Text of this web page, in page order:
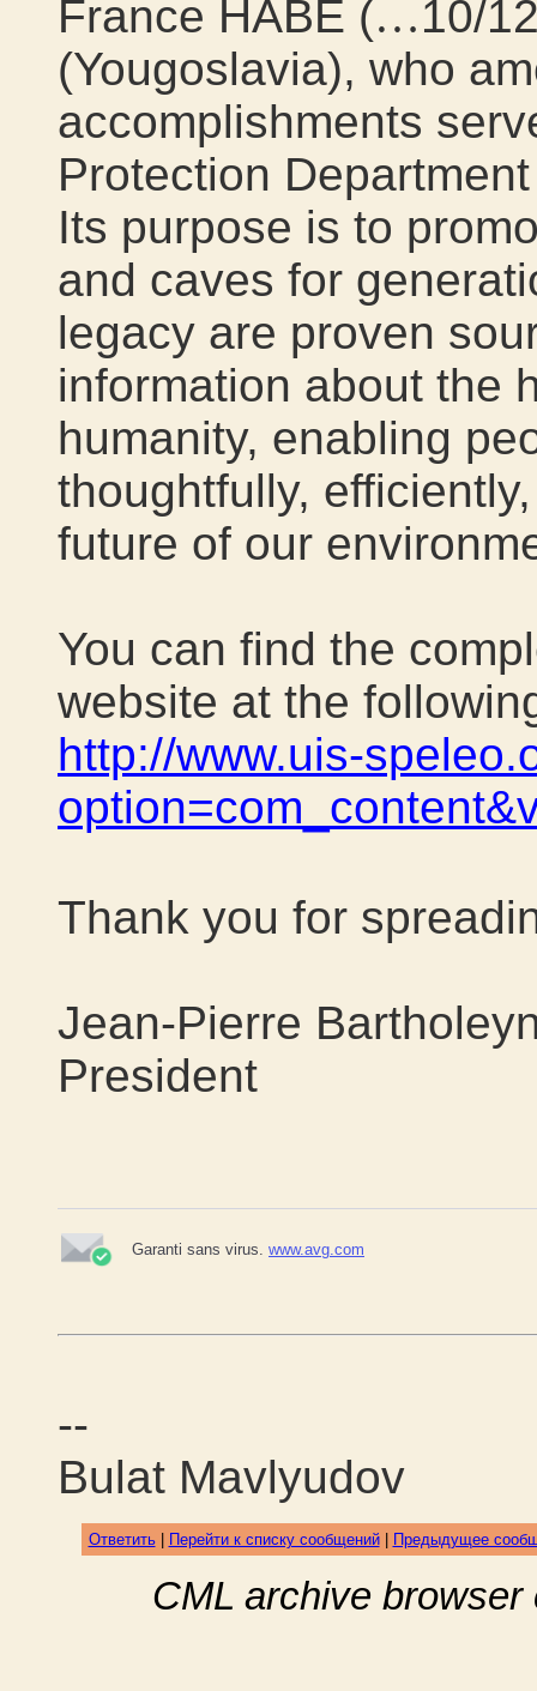
France HABE (…10/
(Yougoslavia), who
accomplishments
Protection
Its purpose is to
and caves for
legacy are proven
information about the
humanity, enabling
thoughtfully,
future of our
You can find the
website at the
http://www.uis-
Thank you for
Jean-Pierre
President
Garanti sans virus. www.avg.com
--
Bulat Mavlyudov
Ответить| Перейти к списку сообщений| Предыдущее
CML archive